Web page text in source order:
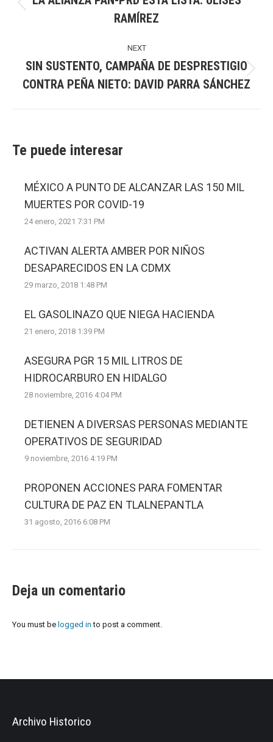
Previous
post:
RAMÍREZ
NEXT
post:
SIN SUSTENTO, CAMPAÑA DE DESPRESTIGIO
CONTRA PEÑA NIETO: DAVID PARRA SÁNCHEZ
Te puede interesar
MÉXICO A PUNTO DE ALCANZAR LAS 150 MIL
MUERTES POR COVID-19
24 enero, 2021 7:31 PM
ACTIVAN ALERTA AMBER POR NIÑOS
DESAPARECIDOS EN LA CDMX
29 marzo, 2018 1:48 PM
EL GASOLINAZO QUE NIEGA HACIENDA
21 enero, 2018 1:39 PM
ASEGURA PGR 15 MIL LITROS DE
HIDROCARBURO EN HIDALGO
28 noviembre, 2016 4:04 PM
DETIENEN A DIVERSAS PERSONAS MEDIANTE
OPERATIVOS DE SEGURIDAD
9 noviembre, 2016 4:19 PM
PROPONEN ACCIONES PARA FOMENTAR
CULTURA DE PAZ EN TLALNEPANTLA
31 agosto, 2016 6:08 PM
Deja un comentario
You must be logged in to post a comment.
Archivo Historico